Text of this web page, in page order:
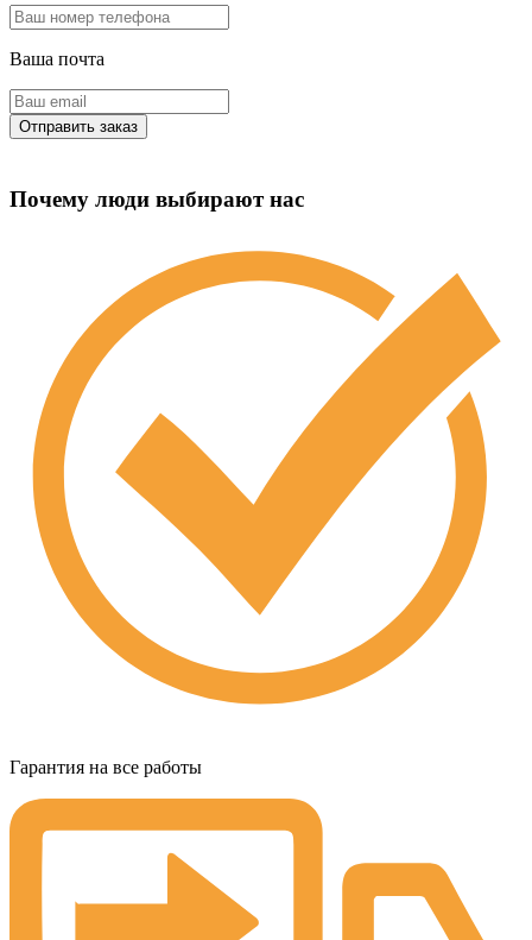
Ваша почта
Почему люди выбирают нас
Гарантия на все работы